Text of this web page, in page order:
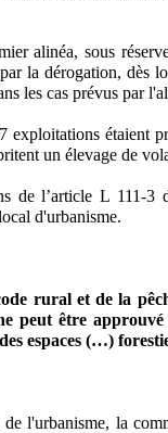
alinéa, sous
la dérogation, dès
les cas prévus par
exploitations étaient
un élevage de
de l’article L 111-
d'urbanisme.
rural et de la
peut être
espaces (…)
l'urbanisme, la